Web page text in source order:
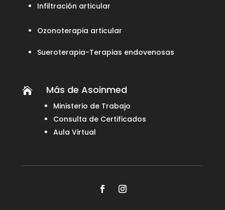
Infiltración articular
Ozonoterapia articular
Sueroterapia-Terapias endovenosas
 Más de Asoinmed
Ministerio de Trabajo
Consulta de Certificados
Aula Virtual